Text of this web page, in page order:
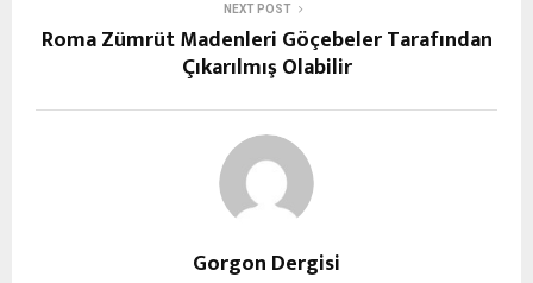
NEXT POST
Roma Zümrüt Madenleri Göçebeler Tarafından
Çıkarılmış Olabilir
Gorgon Dergisi